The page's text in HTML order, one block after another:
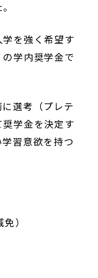
を強く希望す
学内奨学金で
選考（プレテ
学金を決定す
習意欲を持つ
）